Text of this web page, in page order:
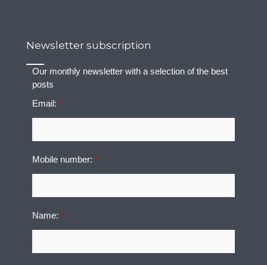
Newsletter subscription
Our monthly newsletter with a selection of the best
posts
Email:*
Mobile number:*
Name:*